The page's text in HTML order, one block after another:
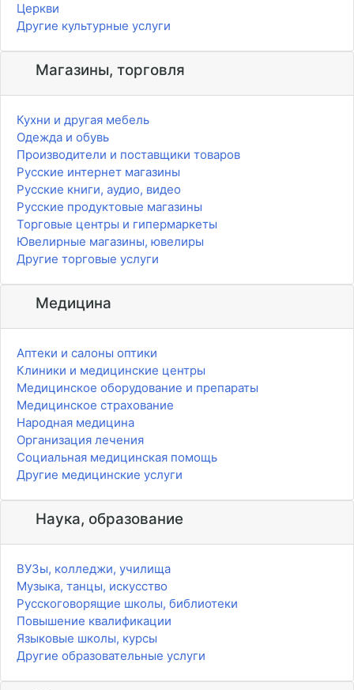
Церкви
Другие культурные услуги
Магазины, торговля
Кухни и другая мебель
Одежда и обувь
Производители и поставщики товаров
Русские интернет магазины
Русские книги, аудио, видео
Русские продуктовые магазины
Торговые центры и гипермаркеты
Ювелирные магазины, ювелиры
Другие торговые услуги
Медицина
Аптеки и салоны оптики
Клиники и медицинские центры
Медицинское оборудование и препараты
Медицинское страхование
Народная медицина
Организация лечения
Социальная медицинская помощь
Другие медицинские услуги
Наука, образование
ВУЗы, колледжи, училища
Музыка, танцы, искусство
Русскоговорящие школы, библиотеки
Повышение квалификации
Языковые школы, курсы
Другие образовательные услуги